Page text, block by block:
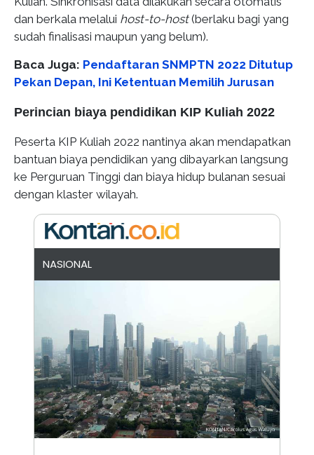
dan berkala melalui host-to-host(berlaku bagi yang
sudah finalisasi maupun yang belum).
Baca Juga: Pendaftaran SNMPTN 2022 Ditutup
Pekan Depan, Ini Ketentuan Memilih Jurusan
Perincian biaya pendidikan KIP Kuliah 2022
Peserta KIP Kuliah 2022 nantinya akan mendapatkan
bantuan biaya pendidikan yang dibayarkan langsung
ke Perguruan Tinggi dan biaya hidup bulanan sesuai
dengan klaster wilayah.
NASIONAL